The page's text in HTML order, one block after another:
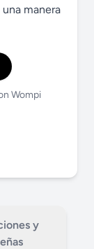
manera
Wompi
y